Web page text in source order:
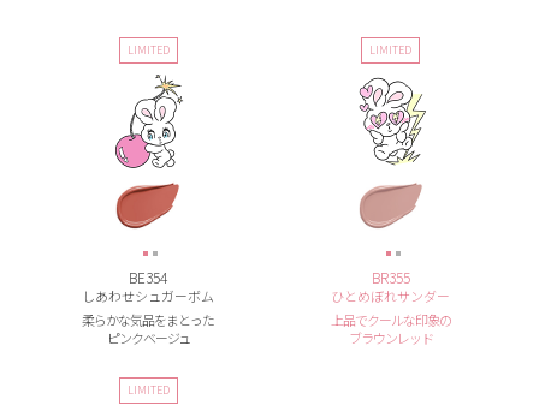
LIMITED
BE354
しあわせシュガーボム
柔らかな気品をまとった
ピンクベージュ
LIMITED
BR355
ひとめぼれサンダー
上品でクールな印象の
ブラウンレッド
LIMITED